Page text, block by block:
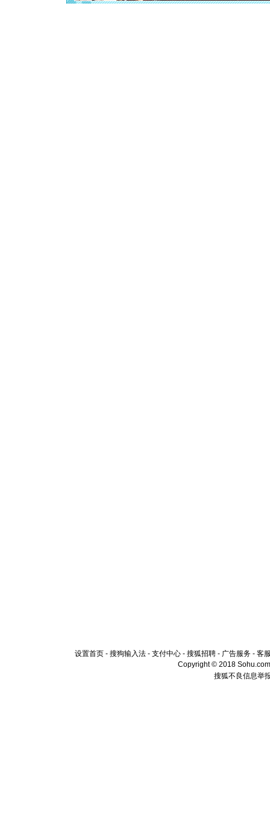
[春节]风
设置首页 - 搜狗输入法 - 支付中心 - 搜狐招聘 - 广告服务 - 客
Copyright © 2018
搜狐不良信息举